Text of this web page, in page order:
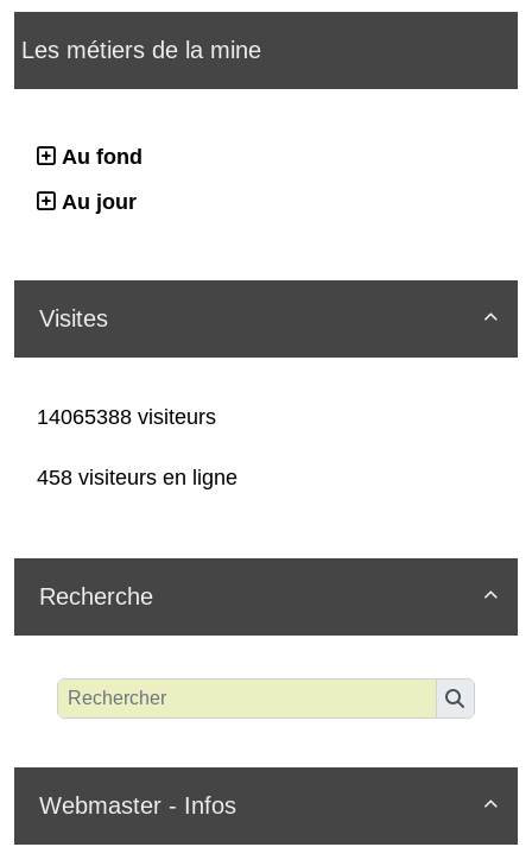
Les métiers de la mine
Au fond
Au jour

Visites
14065388 visiteurs
458 visiteurs en ligne

Recherche

Webmaster - Infos